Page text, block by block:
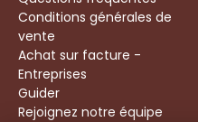
Conditions générales de
vente
Achat sur facture -
Entreprises
Guider
Rejoignez notre équipe